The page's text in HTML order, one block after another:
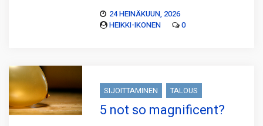
24 HEINÄKUUN, 2026
HEIKKI-IKONEN
0
SIJOITTAMINEN TALOUS
5 not so magnificent?